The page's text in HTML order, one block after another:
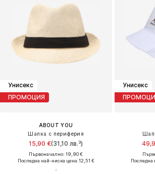
Унисекс
ПРОМОЦИЯ
ABOUT YOU
Шапка с периферия
15,90 €(31,10 лв.³)
Първоначално: 19,90 €
Последна най-ниска цена:12,51 €
Унисекс
Последна